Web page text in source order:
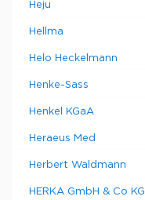
Heju
Hellma
Helo Heckelmann
Henke-Sass
Henkel KGaA
Heraeus Med
Herbert Waldmann
HERKA GmbH & Co KG